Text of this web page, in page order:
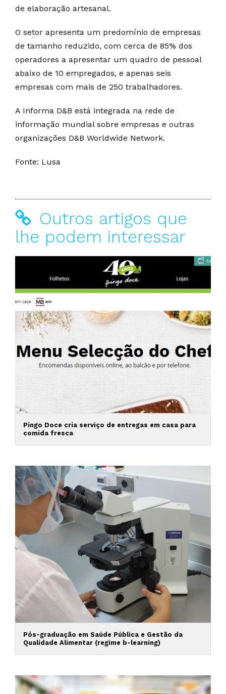
de elaboração artesanal.
O setor apresenta um predomínio de empresas
de tamanho reduzido, com cerca de 85% dos
operadores a apresentar um quadro de pessoal
abaixo de 10 empregados, e apenas seis
empresas com mais de 250 trabalhadores.
A Informa D&B está integrada na rede de
informação mundial sobre empresas e outras
organizações D&B Worldwide Network.
Fonte: Lusa
Outros artigos que
lhe podem interessar
Pingo Doce cria serviço de entregas em casa para
comida fresca
Pós-graduação em Saúde Pública e Gestão da
Qualidade Alimentar (regime b-learning)